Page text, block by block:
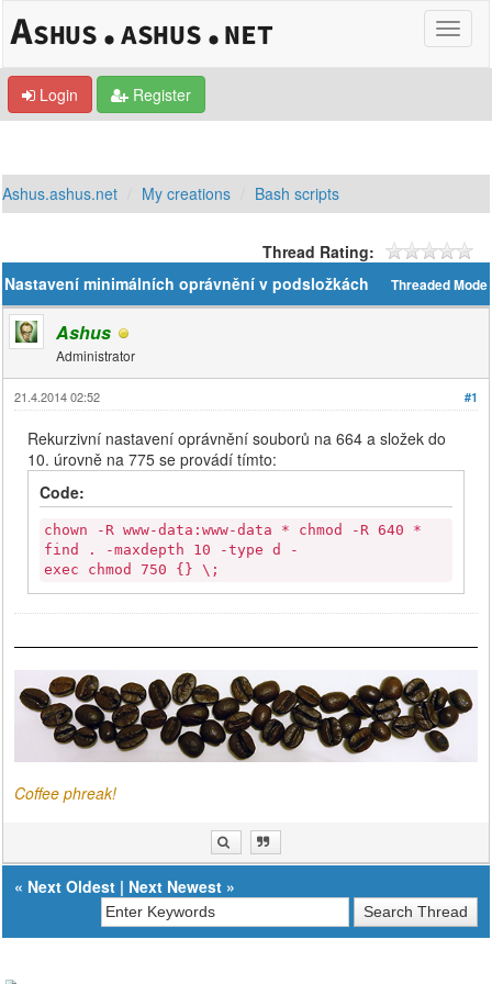
Login Register
Ashus.ashus.net My creations Bash scripts
Thread Rating:
Threaded Mode
Nastavení minimálních oprávnění v podsložkách
Ashus
Administrator
#1
21.4.2014 02:52
Rekurzivní nastavení oprávnění souborů na 664 a složek do
10. úrovně na 775 se provádí tímto:
Code:
chown -R www-data:www-data * chmod -R 640 *
find . -maxdepth 10 -type d -
exec chmod 750 {} \;
Coffee phreak!
« Next Oldest | Next Newest »